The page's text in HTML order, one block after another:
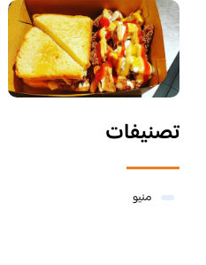
تصنيفات
منيو